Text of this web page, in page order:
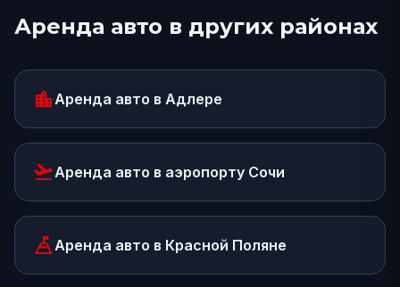
Аренда авто в других районах
location_cityАренда авто в Адлере
flight_takeoffАренда авто в аэропорту Сочи
mountain_flagАренда авто в Красной Поляне